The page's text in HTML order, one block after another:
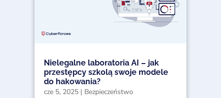
Nielegalne laboratoria AI – jak
przestępcy szkolą swoje modele
do hakowania?
cze 5, 2025 | Bezpieczeństwo